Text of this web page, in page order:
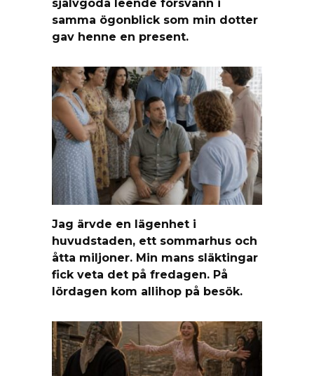
självgoda leende försvann i
samma ögonblick som min dotter
gav henne en present.
Jag ärvde en lägenhet i
huvudstaden, ett sommarhus och
åtta miljoner. Min mans släktingar
fick veta det på fredagen. På
lördagen kom allihop på besök.